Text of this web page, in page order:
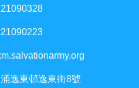
逸東邨逸東街8號